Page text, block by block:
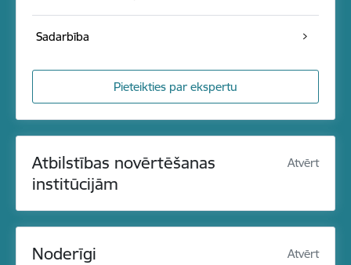
Sadarbība
Pieteikties par ekspertu
Atbilstības novērtēšanas
institūcijām
Atvērt
Noderīgi Atvērt